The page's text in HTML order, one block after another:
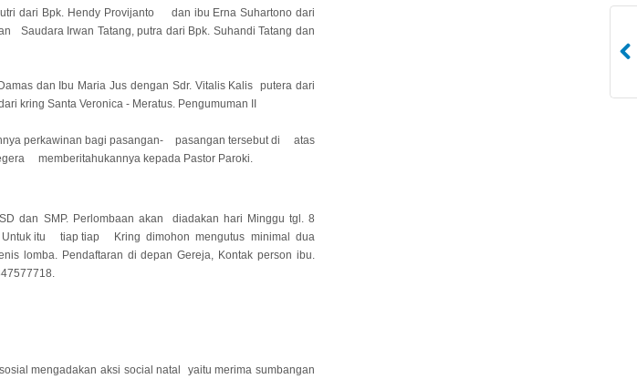
dari Bpk. Hendy Provijanto dan ibu Erna Suhartono dari
Saudara Irwan Tatang, putra dari Bpk. Suhandi Tatang dan
dan Ibu Maria Jus dengan Sdr. Vitalis Kalis putera dari
kring Santa Veronica - Meratus. Pengumuman II
perkawinan bagi pasangan- pasangan tersebut di atas
memberitahukannya kepada Pastor Paroki.
dan SMP. Perlombaan akan diadakan hari Minggu tgl. 8
Untuk itu tiap tiap Kring dimohon mengutus minimal dua
lomba. Pendaftaran di depan Gereja, Kontak person ibu.
mengadakan aksi social natal yaitu merima sumbangan